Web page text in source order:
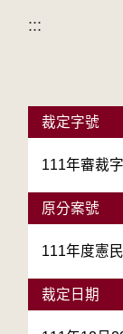
:::
裁定字號
111年審裁
原分案號
111年度憲
裁定日期